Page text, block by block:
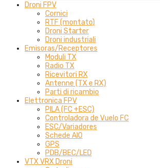
Droni FPV
Cornici
RTF (montato)
Droni Starter
Droni industriali
Emisoras/Receptores
Moduli TX
Radio TX
Ricevitori RX
Antenne (TX e RX)
Parti di ricambio
Elettronica FPV
PILA (FC +ESC)
Controladora de Vuelo FC
ESC/Variadores
Schede AIO
GPS
PDB/BEC/LED
VTX VRX Droni